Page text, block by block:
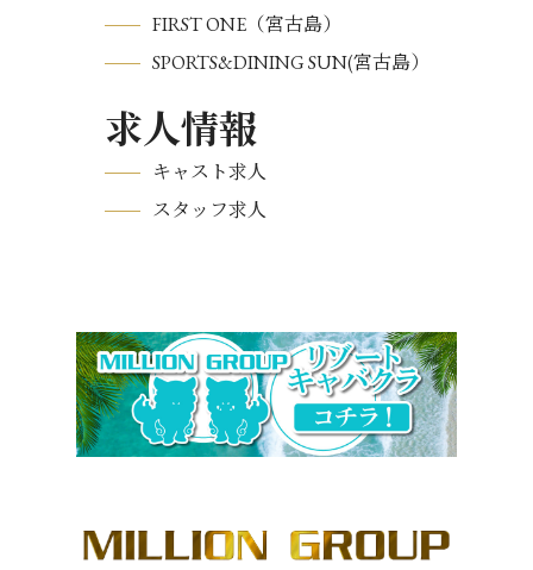
FIRST ONE（宮古島）
SPORTS&DINING SUN(宮古島）
求人情報
キャスト求人
スタッフ求人